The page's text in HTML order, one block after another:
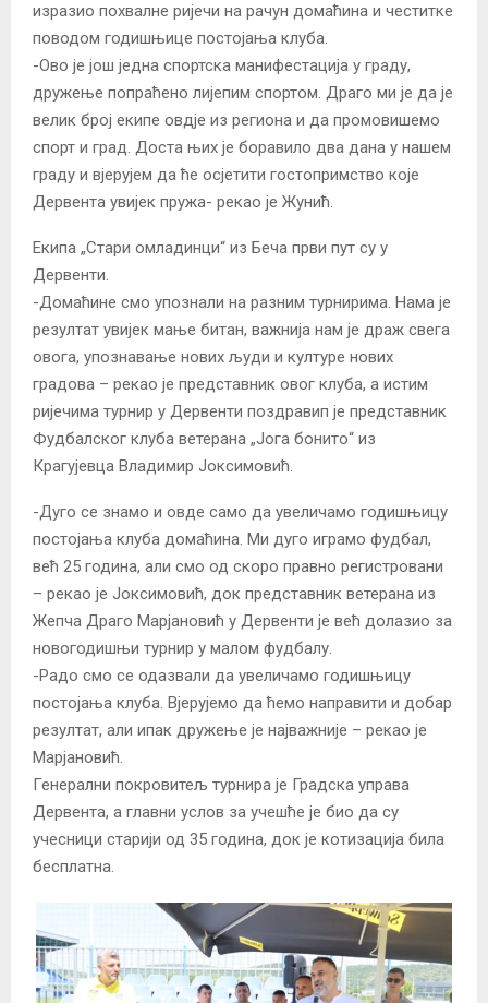
изразио похвалне ријечи на рачун домаћина и честитке
поводом годишњице постојања клуба.
-Ово је још једна спортска манифестација у граду,
дружење попраћено лијепим спортом. Драго ми је да је
велик број екипе овдје из региона и да промовишемо
спорт и град. Доста њих је боравило два дана у нашем
граду и вјерујем да ће осјетити гостопримство које
Дервента увијек пружа- рекао је Жунић.
Екипа „Стари омладинци“ из Беча први пут су у
Дервенти.
-Домаћине смо упознали на разним турнирима. Нама је
резултат увијек мање битан, важнија нам је драж свега
овога, упознавање нових људи и културе нових
градова – рекао је представник овог клуба, а истим
ријечима турнир у Дервенти поздравип је представник
Фудбалског клуба ветерана „Јога бонито“ из
Крагујевца Владимир Јоксимовић.
-Дуго се знамо и овде само да увеличамо годишњицу
постојања клуба домаћина. Ми дуго играмо фудбал,
већ 25 година, али смо од скоро правно регистровани
– рекао је Јоксимовић, док представник ветерана из
Жепча Драго Марјановић у Дервенти је већ долазио за
новогодишњи турнир у малом фудбалу.
-Радо смо се одазвали да увеличамо годишњицу
постојања клуба. Вјерујемо да ћемо направити и добар
резултат, али ипак дружење је најважније – рекао је
Марјановић.
Генерални покровитељ турнира је Градска управа
Дервента, а главни услов за учешће је био да су
учесници старији од 35 година, док је котизација била
бесплатна.